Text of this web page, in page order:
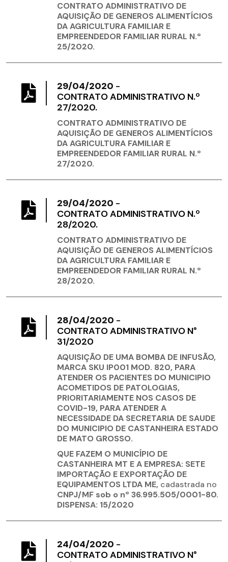
CONTRATO ADMINISTRATIVO DE
AQUISIÇÃO DE GENEROS ALIMENTÍCIOS
DA AGRICULTURA FAMILIAR E
EMPREENDEDOR FAMILIAR RURAL N.º
25/2020.
29/04/2020 -
CONTRATO ADMINISTRATIVO N.º
27/2020.
CONTRATO ADMINISTRATIVO DE
AQUISIÇÃO DE GENEROS ALIMENTÍCIOS
DA AGRICULTURA FAMILIAR E
EMPREENDEDOR FAMILIAR RURAL N.º
27/2020.
29/04/2020 -
CONTRATO ADMINISTRATIVO N.º
28/2020.
CONTRATO ADMINISTRATIVO DE
AQUISIÇÃO DE GENEROS ALIMENTÍCIOS
DA AGRICULTURA FAMILIAR E
EMPREENDEDOR FAMILIAR RURAL N.º
28/2020.
28/04/2020 -
CONTRATO ADMINISTRATIVO N°
31/2020
AQUISIÇÃO DE UMA BOMBA DE INFUSÃO,
MARCA SKU IP001 MOD. 820, PARA
ATENDER OS PACIENTES DO MUNICIPIO
ACOMETIDOS DE PATOLOGIAS,
PRIORITARIAMENTE NOS CASOS DE
COVID-19, PARA ATENDER A
NECESSIDADE DA SECRETARIA DE SAUDE
DO MUNICIPIO DE CASTANHEIRA ESTADO
DE MATO GROSSO.
QUE FAZEM O MUNICÍPIO DE
CASTANHEIRA MT E A EMPRESA: SETE
IMPORTAÇÃO E EXPORTAÇÃO DE
EQUIPAMENTOS LTDA ME, cadastrada no
CNPJ/MF sob o nº 36.995.505/0001-80.
DISPENSA: 15/2020
24/04/2020 -
CONTRATO ADMINISTRATIVO N°